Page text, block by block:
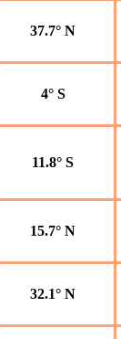
37.7° N
4° S
11.8° S
15.7° N
32.1° N